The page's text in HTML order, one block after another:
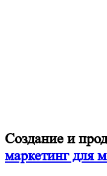
Создание и
маркетинг для